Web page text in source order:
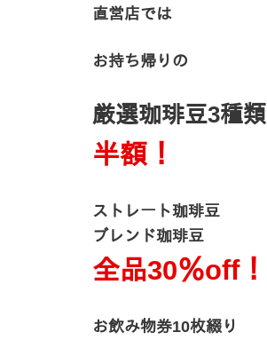
直営店では
お持ち帰りの
厳選珈琲豆3種類
半額！
ストレート珈琲豆
ブレンド珈琲豆
全品30％off！
お飲み物券10枚綴り